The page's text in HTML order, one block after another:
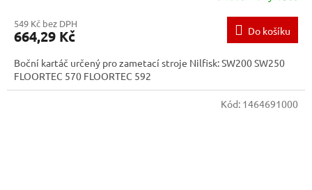
549 Kč bez DPH
664,29 Kč Do košíku
Boční kartáč určený pro zametací stroje Nilfisk: SW200 SW250
FLOORTEC 570 FLOORTEC 592
Kód: 1464691000